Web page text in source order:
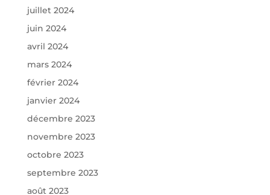
juillet 2024
juin 2024
avril 2024
mars 2024
février 2024
janvier 2024
décembre 2023
novembre 2023
octobre 2023
septembre 2023
août 2023